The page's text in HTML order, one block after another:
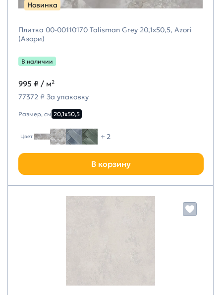
Новинка
Плитка 00-00110170 Talisman Grey 20,1х50,5, Azori
(Азори)
В наличии
995 ₽ / м²
77372 ₽ За упаковку
Размер, см 20,1х50,5
Цвет + 2
В корзину